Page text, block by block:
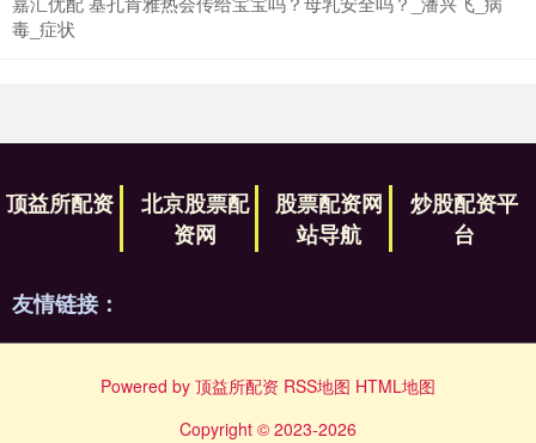
毒_症状
顶益所配资
北京股票配
资网
股票配资网
站导航
炒股配资平
台
友情链接：
Powered by 顶益所配资 RSS地图 HTML地图
Copyright © 2023-2026